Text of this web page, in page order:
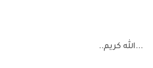
...الله كريم..